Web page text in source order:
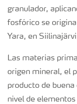
granulador,
fosfórico se
Yara, en
Las materias
origen mineral, el
producto de
nivel de